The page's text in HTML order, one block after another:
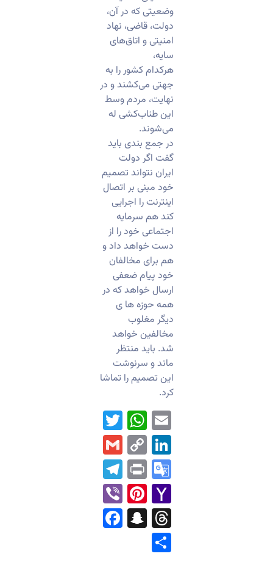
وضعیتی که در آن،
دولت، قاضی، نهاد
امنیتی و اتاق‌های
سایه،
هرکدام کشور را به
جهتی می‌کشند و در
نهایت، مردم وسط
این طناب‌کشی له
می‌شوند.
در جمع بندی باید
گفت اگر دولت
ایران نتواند تصمیم
خود مبنی بر اتصال
اینترنت را اجرایی
کند هم سرمایه
اجتماعی خود را از
دست خواهد داد و
هم برای مخالفان
خود پیام ضعفی
ارسال خواهد که در
همه حوزه ها ی
دیگر مغلوب
مخالفین خواهد
شد. باید منتظر
ماند و سرنوشت
این تصمیم را تماشا
کرد.
Email
WhatsApp
Twitter
LinkedIn
Copy
Link
Gmail
Google
Translate
Print
Telegram
Yahoo
Mail
Pinterest
Viber
Threads
Snapchat
Facebook
Share